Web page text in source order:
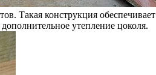
Такая конструкция
утепление цоколя.